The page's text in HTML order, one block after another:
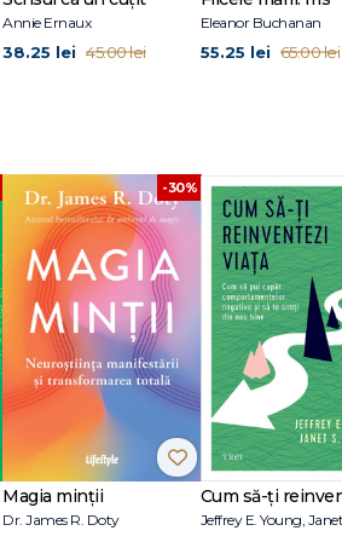
Annie Ernaux
38.25 lei 45.00 lei
Eleanor Buchanan
55.25 lei 65.00 lei
-30%
Magia minții
Dr. James R. Doty